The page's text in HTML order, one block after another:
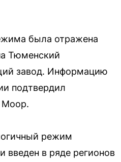
была отражена
Тюменский
завод. Информацию
подтвердил
Моор.
режим
введен в ряде регионов